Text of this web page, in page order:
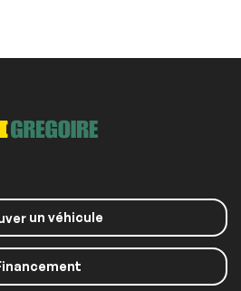
un véhicule